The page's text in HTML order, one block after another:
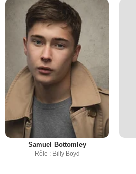
Samuel Bottomley
Rôle : Billy Boyd